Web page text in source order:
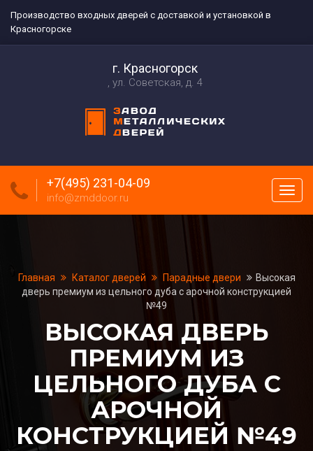
Производство входных дверей с доставкой и установкой в
Красногорске
г. Красногорск
ул. Советская, д. 4
меню
+7(495) 231-04-09
info@zmddoor.ru
Главная Каталог дверей Парадные двери
Высокая
дверь премиум из цельного дуба с арочной конструкцией
№49
ВЫСОКАЯ ДВЕРЬ
ПРЕМИУМ ИЗ
ЦЕЛЬНОГО ДУБА С
АРОЧНОЙ
КОНСТРУКЦИЕЙ №49